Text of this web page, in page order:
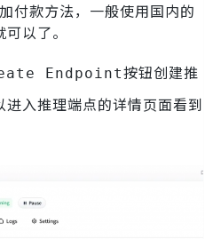
付款方法，一般使用国内的
以了。
Endpoint按钮创建推
入推理端点的详情页面看到